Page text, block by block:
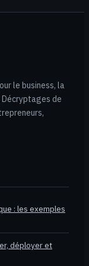
le business, la
de
: les exemples
déployer et